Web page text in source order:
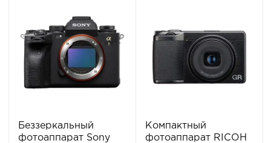
Беззеркальный
фотоаппарат Sony
Компактный
фотоаппарат RICOH